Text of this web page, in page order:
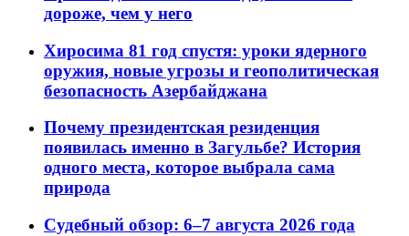
дороже, чем у него
Хиросима 81 год спустя: уроки ядерного
оружия, новые угрозы и геополитическая
безопасность Азербайджана
Почему президентская резиденция
появилась именно в Загульбе? История
одного места, которое выбрала сама
природа
Судебный обзор: 6–7 августа 2026 года